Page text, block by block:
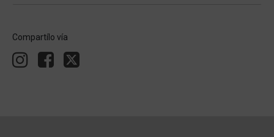
Compartílo vía